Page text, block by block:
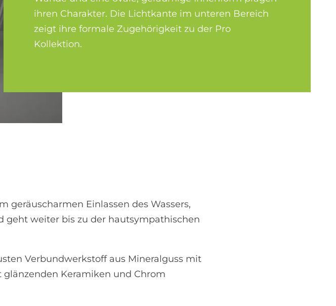
ihren Charakter. Die Lichtkante im unteren Bereich
zeigt ihre formale Zugehörigkeit zu der Pro
Kollektion.
geräuscharmen Einlassen des Wassers,
geht weiter bis zu der hautsympathischen
Verbundwerkstoff aus Mineralguss mit
Keramiken und Chrom